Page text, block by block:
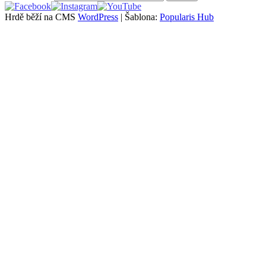
Hrdě běží na CMS WordPress | Šablona: Popularis Hub